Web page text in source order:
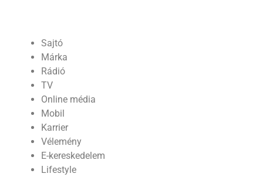
Sajtó
Márka
Rádió
TV
Online média
Mobil
Karrier
Vélemény
E-kereskedelem
Lifestyle